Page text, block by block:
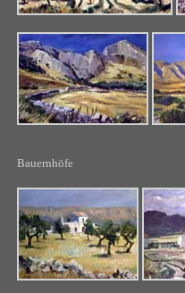
Bauernhöfe